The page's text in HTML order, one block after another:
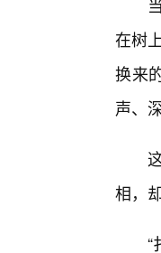
在树
换来
声、
相，
“